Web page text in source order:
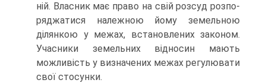
ній. Власник має право на свій розсуд розпо­
ряджатися належною йому земельною
ділянкою у межах, встановле­них законом.
Учасники земельних відносин мають
можливість у ви­значених межах регулювати
свої стосунки.